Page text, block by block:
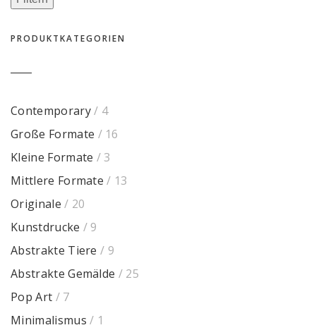
PRODUKTKATEGORIEN
Contemporary/ 4
Große Formate / 16
Kleine Formate / 3
Mittlere Formate / 13
Originale / 20
Kunstdrucke / 9
Abstrakte Tiere / 9
Abstrakte Gemälde / 25
Pop Art / 7
Minimalismus / 1